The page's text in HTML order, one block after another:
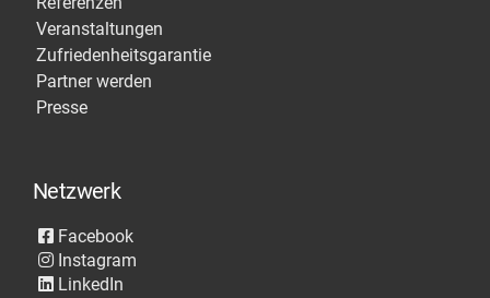
Veranstaltungen
Zufriedenheitsgarantie
Partner werden
Presse
Netzwerk
Facebook
Instagram
LinkedIn